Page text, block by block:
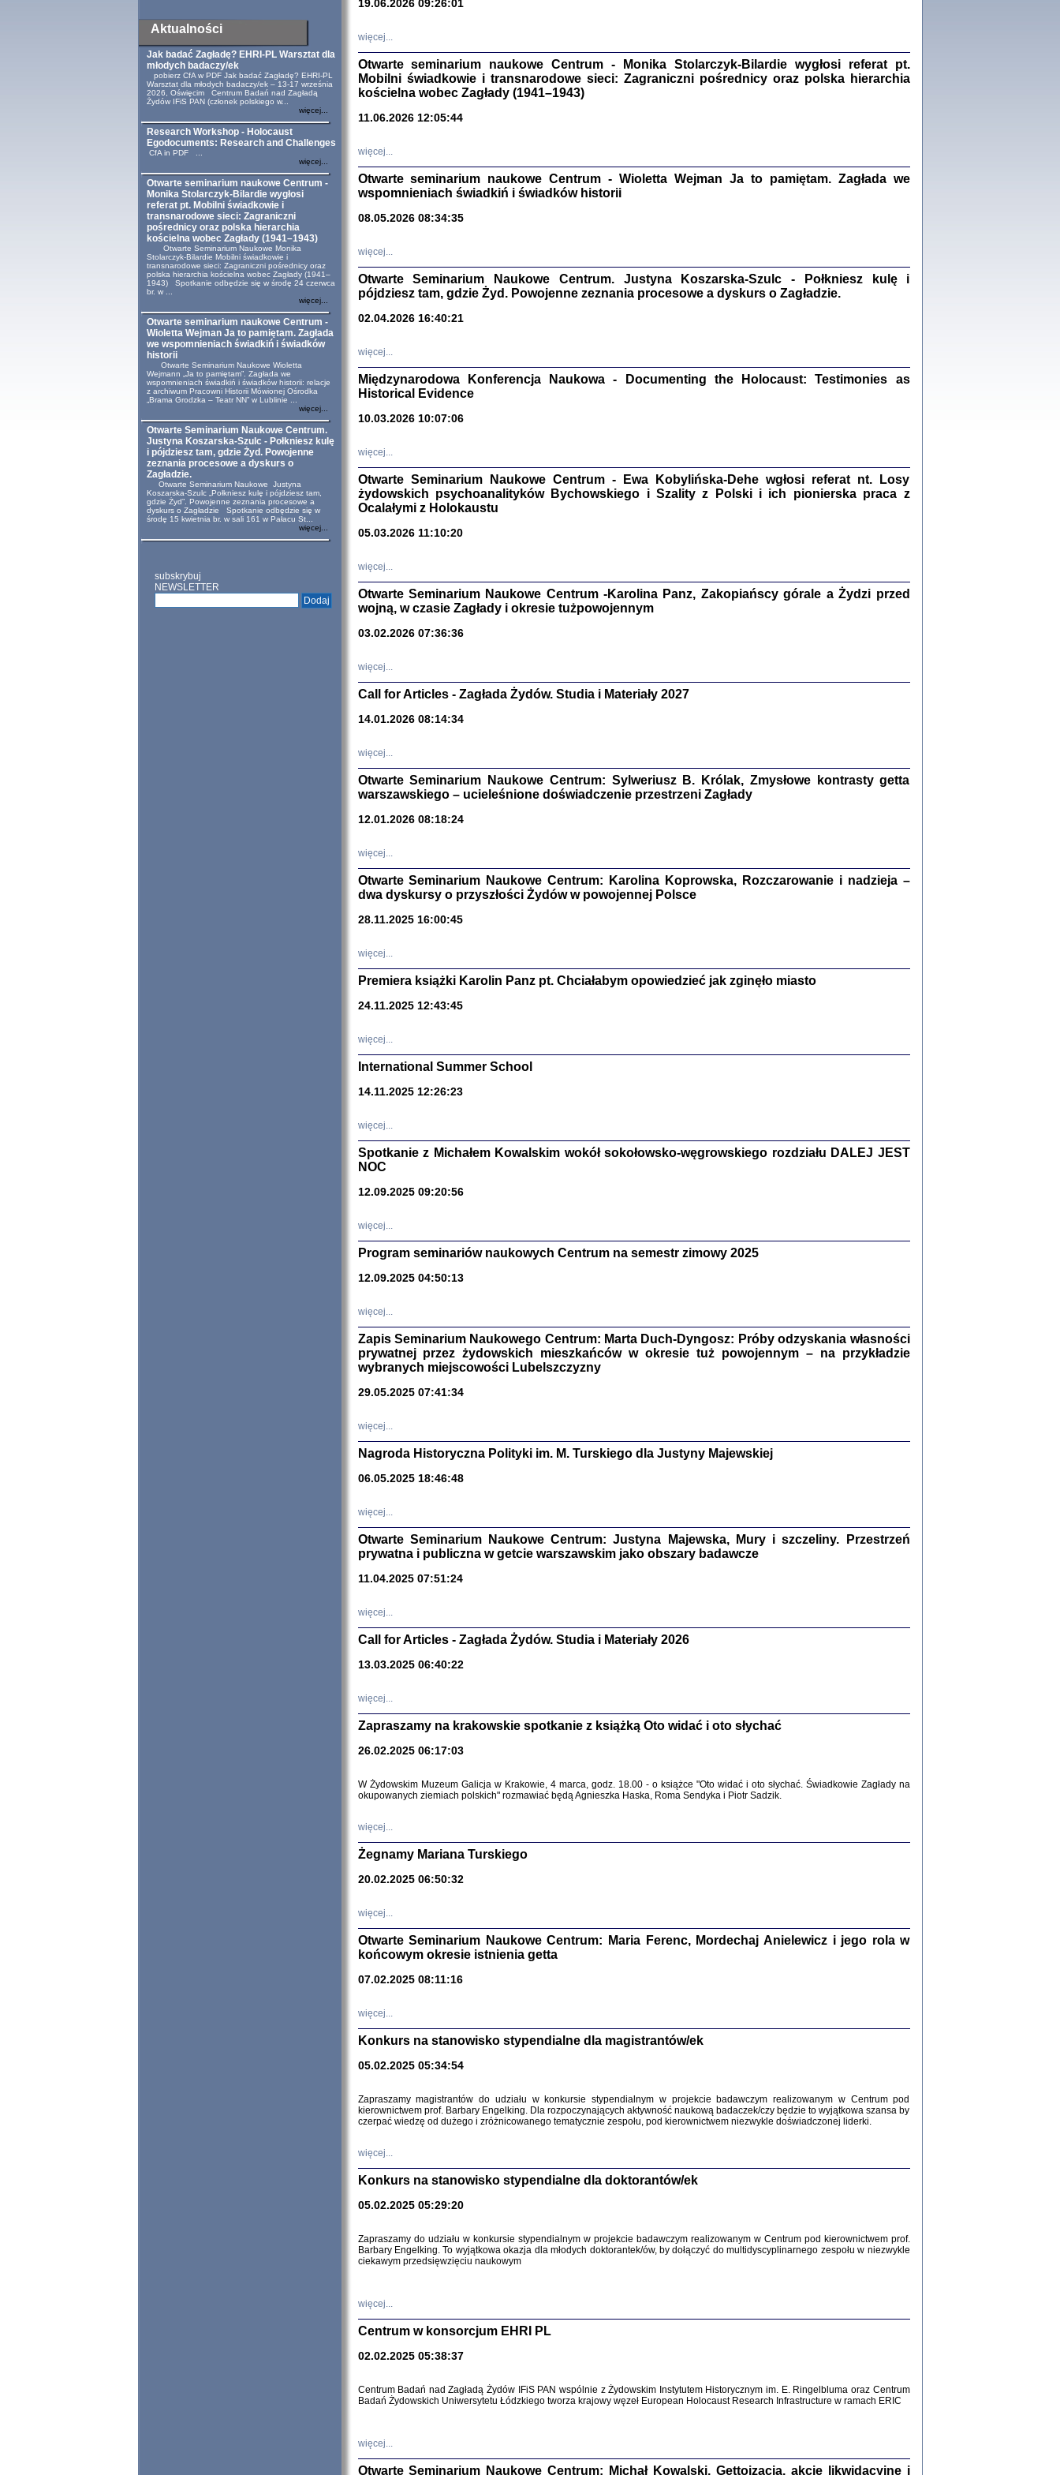
Aktualności
Jak badać Zagładę? EHRI-PL Warsztat dla
młodych badaczy/ek
pobierz CfA w PDF Jak badać Zagładę? EHRI-PL
Warsztat dla młodych badaczy/ek – 13-17 września
2026, Oświęcim Centrum Badań nad Zagładą
Żydów IFiS PAN (członek polskiego w...
więcej...
Research Workshop - Holocaust
Egodocuments: Research and Challenges
CfA in PDF ...
więcej...
Otwarte seminarium naukowe Centrum -
Monika Stolarczyk-Bilardie wygłosi
referat pt. Mobilni świadkowie i
transnarodowe sieci: Zagraniczni
pośrednicy oraz polska hierarchia
kościelna wobec Zagłady (1941–1943)
Otwarte Seminarium Naukowe Monika
Stolarczyk-Bilardie Mobilni świadkowie i
transnarodowe sieci: Zagraniczni pośrednicy oraz
polska hierarchia kościelna wobec Zagłady (1941–
1943) Spotkanie odbędzie się w środę 24 czerwca
br. w ...
więcej...
Otwarte seminarium naukowe Centrum -
Wioletta Wejman Ja to pamiętam. Zagłada
we wspomnieniach świadkiń i świadków
historii
Otwarte Seminarium Naukowe Wioletta
Wejmann „Ja to pamiętam”. Zagłada we
wspomnieniach świadkiń i świadków historii: relacje
z archiwum Pracowni Historii Mówionej Ośrodka
„Brama Grodzka – Teatr NN” w Lublinie ...
więcej...
Otwarte Seminarium Naukowe Centrum.
Justyna Koszarska-Szulc - Połkniesz kulę
i pójdziesz tam, gdzie Żyd. Powojenne
zeznania procesowe a dyskurs o
Zagładzie.
Otwarte Seminarium Naukowe Justyna
Koszarska-Szulc „Połkniesz kulę i pójdziesz tam,
gdzie Żyd”. Powojenne zeznania procesowe a
dyskurs o Zagładzie Spotkanie odbędzie się w
środę 15 kwietnia br. w sali 161 w Pałacu St...
więcej...
subskrybuj
NEWSLETTER
oprac. Aleksandra Bańkowska
Warszawa 2022
oprac. Aleksandra Bańkowska, wstęp Jacek Leociak
Warszawa 2021
Studia i Materiały
nr 17, R. 2021
NIE WIEMY CO PRZYNIESIE NAM KOLEJNA GODZINA ...
Dziennik pisany w ukryciu w latach 1943-1944
Zagłada Żydów.
Sewek Okonowski, oprac. Marta Janczewska
PISZĄCY TE SŁOWA JEST PRACOWNIKIEM
GETTOWEJ INSTYTUCJI ...
'z Dziennika' i inne pisma z łódzkiego getta
Józef Zelkowicz, tłum. z jidysz, oprac. i wstęp. Monika Polit
CZYTAJĄC GAZETĘ NIEMIECKĄ ...
Warszawa 2019
red. i wstęp Barbara Engelking, Jan Grabowski
Stanisław Adler, oprac. i wstępem opatrzyłaMarta Janczewska
Warszawa 2018
Warszawa 2017
Pisma Kopla i Mirki Piżyców o życiu w getcie i okupowanej
Warszawie
Warszawa 2016
SZCZĘŚCIE JEST POSIADAĆ DOM POD ZIEMIĄ ...
19.06.2026 09:26:01
więcej...
Otwarte seminarium naukowe Centrum - Monika Stolarczyk-Bilardie wygłosi referat pt.
Mobilni świadkowie i transnarodowe sieci: Zagraniczni pośrednicy oraz polska hierarchia
kościelna wobec Zagłady (1941–1943)
11.06.2026 12:05:44
więcej...
Otwarte seminarium naukowe Centrum - Wioletta Wejman Ja to pamiętam. Zagłada we
wspomnieniach świadkiń i świadków historii
08.05.2026 08:34:35
więcej...
Otwarte Seminarium Naukowe Centrum. Justyna Koszarska-Szulc - Połkniesz kulę i
pójdziesz tam, gdzie Żyd. Powojenne zeznania procesowe a dyskurs o Zagładzie.
02.04.2026 16:40:21
więcej...
Międzynarodowa Konferencja Naukowa - Documenting the Holocaust: Testimonies as
Historical Evidence
10.03.2026 10:07:06
więcej...
Otwarte Seminarium Naukowe Centrum - Ewa Kobylińska-Dehe wgłosi referat nt. Losy
żydowskich psychoanalityków Bychowskiego i Szality z Polski i ich pionierska praca z
Ocalałymi z Holokaustu
05.03.2026 11:10:20
więcej...
Otwarte Seminarium Naukowe Centrum -Karolina Panz, Zakopiańscy górale a Żydzi przed
wojną, w czasie Zagłady i okresie tużpowojennym
03.02.2026 07:36:36
więcej...
Call for Articles - Zagłada Żydów. Studia i Materiały 2027
14.01.2026 08:14:34
więcej...
Otwarte Seminarium Naukowe Centrum: Sylweriusz B. Królak, Zmysłowe kontrasty getta
warszawskiego – ucieleśnione doświadczenie przestrzeni Zagłady
12.01.2026 08:18:24
więcej...
Otwarte Seminarium Naukowe Centrum: Karolina Koprowska, Rozczarowanie i nadzieja –
dwa dyskursy o przyszłości Żydów w powojennej Polsce
28.11.2025 16:00:45
więcej...
Premiera książki Karolin Panz pt. Chciałabym opowiedzieć jak zginęło miasto
24.11.2025 12:43:45
więcej...
International Summer School
14.11.2025 12:26:23
więcej...
Spotkanie z Michałem Kowalskim wokół sokołowsko-węgrowskiego rozdziału DALEJ JEST
NOC
12.09.2025 09:20:56
więcej...
Program seminariów naukowych Centrum na semestr zimowy 2025
12.09.2025 04:50:13
więcej...
Zapis Seminarium Naukowego Centrum: Marta Duch-Dyngosz: Próby odzyskania własności
prywatnej przez żydowskich mieszkańców w okresie tuż powojennym – na przykładzie
wybranych miejscowości Lubelszczyzny
29.05.2025 07:41:34
więcej...
Nagroda Historyczna Polityki im. M. Turskiego dla Justyny Majewskiej
06.05.2025 18:46:48
więcej...
Otwarte Seminarium Naukowe Centrum: Justyna Majewska, Mury i szczeliny. Przestrzeń
prywatna i publiczna w getcie warszawskim jako obszary badawcze
11.04.2025 07:51:24
więcej...
Call for Articles - Zagłada Żydów. Studia i Materiały 2026
13.03.2025 06:40:22
więcej...
Zapraszamy na krakowskie spotkanie z książką Oto widać i oto słychać
26.02.2025 06:17:03
W Żydowskim Muzeum Galicja w Krakowie, 4 marca, godz. 18.00 - o książce "Oto widać i oto słychać. Świadkowie Zagłady na
okupowanych ziemiach polskich" rozmawiać będą Agnieszka Haska, Roma Sendyka i Piotr Sadzik.
więcej...
Żegnamy Mariana Turskiego
20.02.2025 06:50:32
więcej...
Otwarte Seminarium Naukowe Centrum: Maria Ferenc, Mordechaj Anielewicz i jego rola w
końcowym okresie istnienia getta
07.02.2025 08:11:16
więcej...
Konkurs na stanowisko stypendialne dla magistrantów/ek
05.02.2025 05:34:54
Zapraszamy magistrantów do udziału w konkursie stypendialnym w projekcie badawczym realizowanym w Centrum pod
kierownictwem prof. Barbary Engelking. Dla rozpoczynających aktywność naukową badaczek/czy będzie to wyjątkowa szansa by
czerpać wiedzę od dużego i zróżnicowanego tematycznie zespołu, pod kierownictwem niezwykle doświadczonej liderki.
więcej...
Konkurs na stanowisko stypendialne dla doktorantów/ek
05.02.2025 05:29:20
Zapraszamy do udziału w konkursie stypendialnym w projekcie badawczym realizowanym w Centrum pod kierownictwem prof.
Barbary Engelking. To wyjątkowa okazja dla młodych doktorantek/ów, by dołączyć do multidyscyplinarnego zespołu w niezwykle
ciekawym przedsięwzięciu naukowym
więcej...
Centrum w konsorcjum EHRI PL
02.02.2025 05:38:37
Centrum Badań nad Zagładą Żydów IFiS PAN wspólnie z Żydowskim Instytutem Historycznym im. E. Ringelbluma oraz Centrum
Badań Żydowskich Uniwersytetu Łódzkiego tworza krajowy węzeł European Holocaust Research Infrastructure w ramach ERIC
więcej...
Otwarte Seminarium Naukowe Centrum: Michał Kowalski, Gettoizacja, akcje likwidacyjne i